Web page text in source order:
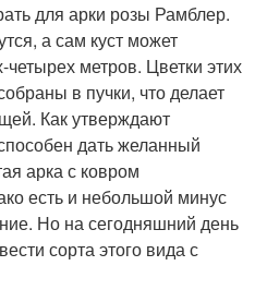
для арки розы Рамблер.
а сам куст может
метров. Цветки этих
в пучки, что делает
Как утверждают
дать желанный
арка с ковром
есть и небольшой минус
Но на сегодняшний день
сорта этого вида с